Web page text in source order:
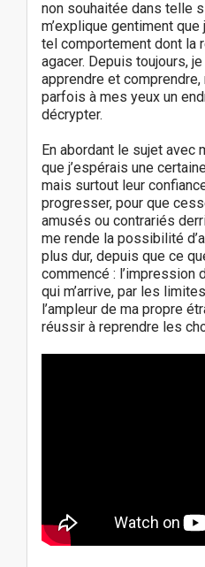
non souhaitée dans telle
m’explique gentiment
tel comportement dont la
agacer. Depuis toujours, je
apprendre et
parfois à mes yeux un
décrypter.
En abordant le sujet avec
que j’espérais une
mais surtout leur
progresser, pour que
amusés ou contrariés
me rende la possibilité
plus dur, depuis que ce
commencé : l’impression
qui m’arrive, par les
l’ampleur de ma propre
réussir à reprendre les